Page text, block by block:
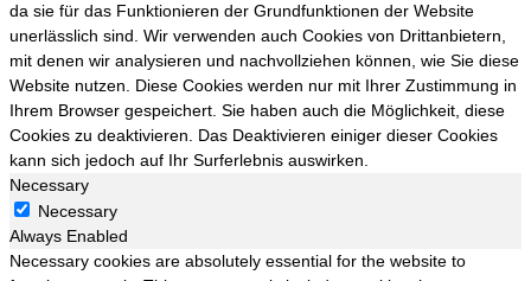
da sie für das Funktionieren der Grundfunktionen der Website
unerlässlich sind. Wir verwenden auch Cookies von Drittanbietern,
mit denen wir analysieren und nachvollziehen können, wie Sie diese
Website nutzen. Diese Cookies werden nur mit Ihrer Zustimmung in
Ihrem Browser gespeichert. Sie haben auch die Möglichkeit, diese
Cookies zu deaktivieren. Das Deaktivieren einiger dieser Cookies
kann sich jedoch auf Ihr Surferlebnis auswirken.
Necessary
Necessary
Always Enabled
Necessary cookies are absolutely essential for the website to